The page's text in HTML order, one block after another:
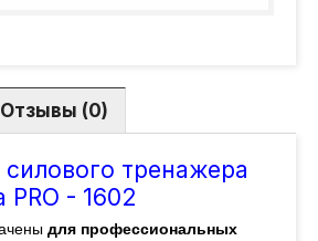
Отзывы (0)
тренажера
PRO - 1602
для профессиональных